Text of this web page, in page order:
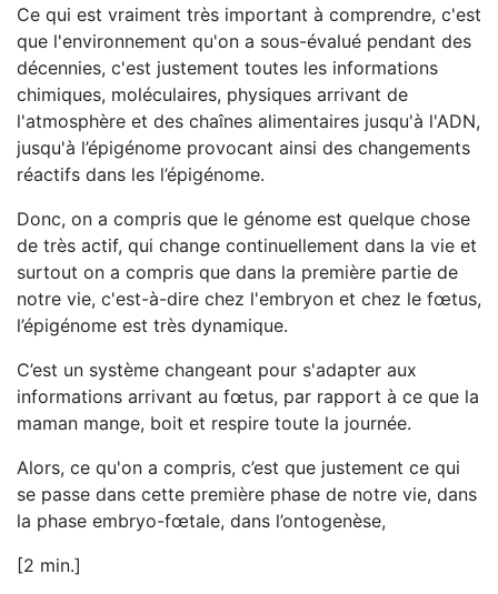
Ce qui est vraiment très important à comprendre, c'est
que l'environnement qu'on a sous-évalué pendant des
décennies, c'est justement toutes les informations
chimiques, moléculaires, physiques arrivant de
l'atmosphère et des chaînes alimentaires jusqu'à l'ADN,
jusqu'à l’épigénome provocant ainsi des changements
réactifs dans les l’épigénome.
Donc, on a compris que le génome est quelque chose
de très actif, qui change continuellement dans la vie et
surtout on a compris que dans la première partie de
notre vie, c'est-à-dire chez l'embryon et chez le fœtus,
l’épigénome est très dynamique.
C’est un système changeant pour s'adapter aux
informations arrivant au fœtus, par rapport à ce que la
maman mange, boit et respire toute la journée.
Alors, ce qu'on a compris, c’est que justement ce qui
se passe dans cette première phase de notre vie, dans
la phase embryo-fœtale, dans l’ontogenèse,
[2 min.]